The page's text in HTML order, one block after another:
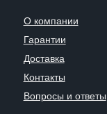
О компании
Гарантии
Доставка
Контакты
Вопросы и ответы